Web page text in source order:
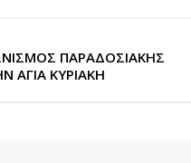
ΠΑΡΑΔΟΣΙΑΚΗΣ
ΑΓΙΑ ΚΥΡΙΑΚΗ